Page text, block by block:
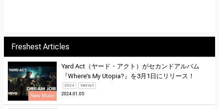
Freshest Articles
New Music
Yard Act（ヤード・アクト）がセカンドアルバム
『Where’s My Utopia?』を3月1日にリリース！
2024 Yard Act
2024.01.05